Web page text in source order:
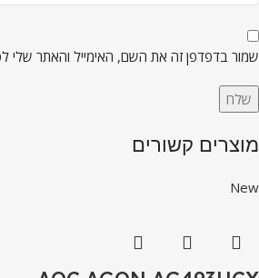
שמור בדפדפן זה את השם, האימייל והאתר שלי
מוצרים קשורים
New